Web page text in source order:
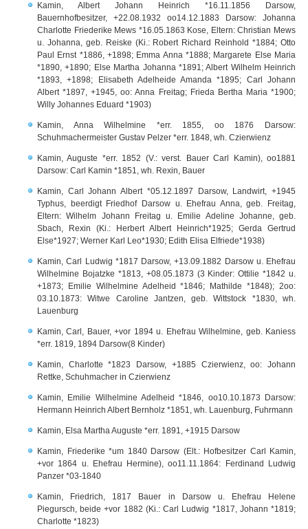
Kamin, Albert Johann Heinrich *16.11.1856 Darsow,
Bauernhofbesitzer, +22.08.1932 oo14.12.1883 Darsow: Johanna
Charlotte Friederike Mews *16.05.1863 Kose, Eltern: Christian Mews
u. Johanna, geb. Reiske (Ki.: Robert Richard Reinhold *1884; Otto
Paul Ernst *1886, +1898; Emma Anna *1888; Margarete Else Maria
*1890, +1890; Else Martha Johanna *1891; Albert Wilhelm Heinrich
*1893, +1898; Elisabeth Adelheide Amanda *1895; Carl Johann
Albert *1897, +1945, oo: Anna Freitag; Frieda Bertha Maria *1900;
Willy Johannes Eduard *1903)
Kamin, Anna Wilhelmine *err. 1855, oo 1876 Darsow:
Schuhmachermeister Gustav Pelzer *err. 1848, wh. Czierwienz
Kamin, Auguste *err. 1852 (V.: verst. Bauer Carl Kamin), oo1881
Darsow: Carl Kamin *1851, wh. Rexin, Bauer
Kamin, Carl Johann Albert *05.12.1897 Darsow, Landwirt, +1945
Typhus, beerdigt Friedhof Darsow u. Ehefrau Anna, geb. Freitag,
Eltern: Wilhelm Johann Freitag u. Emilie Adeline Johanne, geb.
Sbach, Rexin (Ki.: Herbert Albert Heinrich*1925; Gerda Gertrud
Else*1927; Werner Karl Leo*1930; Edith Elisa Elfriede*1938)
Kamin, Carl Ludwig *1817 Darsow, +13.09.1882 Darsow u. Ehefrau
Wilhelmine Bojatzke *1813, +08.05.1873 (3 Kinder: Ottilie *1842 u.
+1873; Emilie Wilhelmine Adelheid *1846; Mathilde *1848); 2oo:
03.10.1873: Witwe Caroline Jantzen, geb. Wittstock *1830, wh.
Lauenburg
Kamin, Carl, Bauer, +vor 1894 u. Ehefrau Wilhelmine, geb. Kaniess
*err. 1819, 1894 Darsow(8 Kinder)
Kamin, Charlotte *1823 Darsow, +1885 Czierwienz, oo: Johann
Rettke, Schuhmacher in Czierwienz
Kamin, Emilie Wilhelmine Adelheid *1846, oo10.10.1873 Darsow:
Hermann Heinrich Albert Bernholz *1851, wh. Lauenburg, Fuhrmann
Kamin, Elsa Martha Auguste *err. 1891, +1915 Darsow
Kamin, Friederike *um 1840 Darsow (Elt.: Hofbesitzer Carl Kamin,
+vor 1864 u. Ehefrau Hermine), oo11.11.1864: Ferdinand Ludwig
Panzer *03-1840
Kamin, Friedrich, 1817 Bauer in Darsow u. Ehefrau Helene
Piegursch, beide +vor 1882 (Ki.: Carl Ludwig *1817, Johann *1819;
Charlotte *1823)